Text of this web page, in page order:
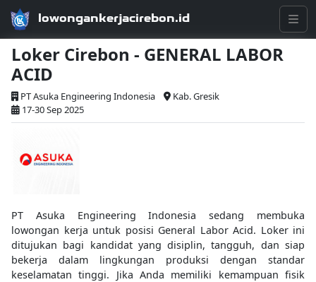
lowongankerjacirebon.id
Loker Cirebon - GENERAL LABOR
ACID
PT Asuka Engineering Indonesia
Kab. Gresik
17-30 Sep 2025
PT Asuka Engineering Indonesia sedang membuka
lowongan kerja untuk posisi General Labor Acid. Loker ini
ditujukan bagi kandidat yang disiplin, tangguh, dan siap
bekerja dalam lingkungan produksi dengan standar
keselamatan tinggi. Jika Anda memiliki kemampuan fisik